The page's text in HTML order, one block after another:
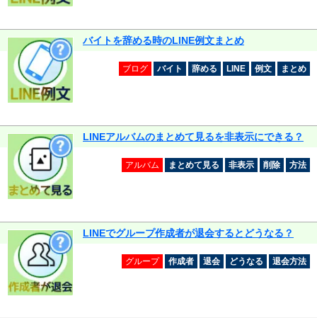
バイトを辞める時のLINE例文まとめ
ブログ バイト 辞める LINE 例文 まとめ
LINEアルバムのまとめて見るを非表示にできる？
アルバム まとめて見る 非表示 削除 方法
LINEでグループ作成者が退会するとどうなる？
グループ 作成者 退会 どうなる 退会方法